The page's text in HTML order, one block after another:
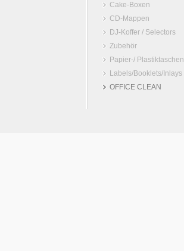
Cake-Boxen
CD-Mappen
DJ-Koffer / Selectors
Zubehör
Papier-/ Plastiktaschen
Labels/Booklets/Inlays
OFFICE CLEAN